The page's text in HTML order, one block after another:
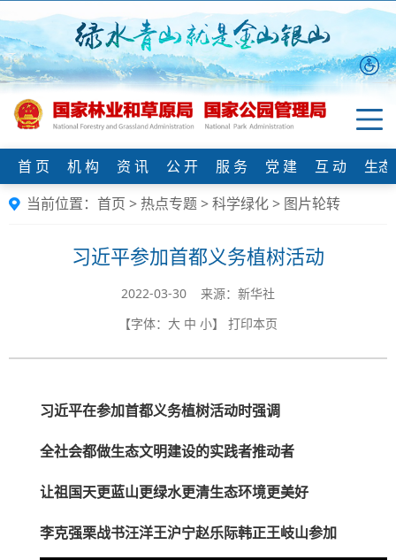
首 页 机 构 资 讯 公 开 服 务 党 建 互 动
生
当前位置： 首页 > 热点专题>科学绿化> 图片轮转
习近平参加首都义务植树活动
2022-03-30 来源：新华社
【字体： 大 中 小】 打印本页
习近平在参加首都义务植树活动时强调
全社会都做生态文明建设的实践者推动者
让祖国天更蓝山更绿水更清生态环境更美好
李克强栗战书汪洋王沪宁赵乐际韩正王岐山参加